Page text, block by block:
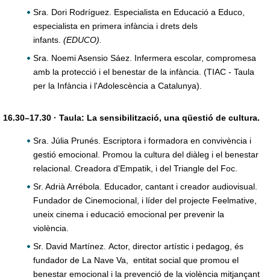
Sra. Dori Rodríguez. Especialista en Educació a Educo,
especialista en primera infància i drets dels
infants. (EDUCO).
Sra. Noemi Asensio Sáez. Infermera escolar, compromesa
amb la protecció i el benestar de la infància. (TIAC - Taula
per la Infància i l'Adolescència a Catalunya).
16.30–17.30 · Taula: La sensibilització, una qüestió de cultura.
Sra. Júlia Prunés. Escriptora i formadora en convivència i
gestió emocional. Promou la cultura del diàleg i el benestar
relacional. Creadora d'Empatik, i del Triangle del Foc.
Sr. Adrià Arrébola. Educador, cantant i creador audiovisual.
Fundador de Cinemocional, i líder del projecte Feelmative,
uneix cinema i educació emocional per prevenir la
violència.
Sr. David Martínez. Actor, director artístic i pedagog, és
fundador de La Nave Va, entitat social que promou el
benestar emocional i la prevenció de la violència mitjançant